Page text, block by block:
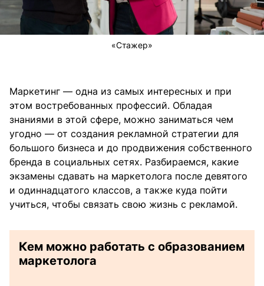
«Стажер»
Маркетинг — одна из самых интересных и при
этом востребованных профессий. Обладая
знаниями в этой сфере, можно заниматься чем
угодно — от создания рекламной стратегии для
большого бизнеса и до продвижения собственного
бренда в социальных сетях. Разбираемся, какие
экзамены сдавать на маркетолога после девятого
и одиннадцатого классов, а также куда пойти
учиться, чтобы связать свою жизнь с рекламой.
Кем можно работать с образованием
маркетолога